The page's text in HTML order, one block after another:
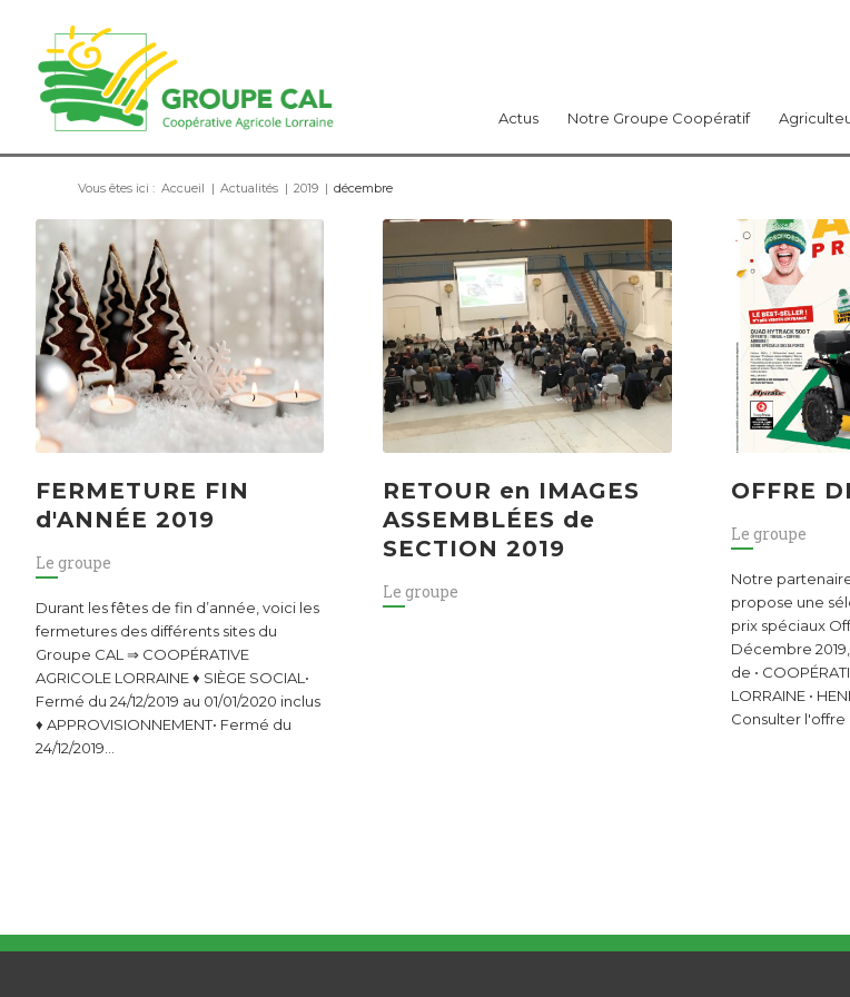
Actus Notre Groupe Coopératif
Vous êtes ici : Accueil | Actualités | 2019 | décembre
FERMETURE FIN
d'ANNÉE 2019
Le groupe
Durant les fêtes de fin d’année, voici les
fermetures des différents sites du
Groupe CAL ⇒ COOPÉRATIVE
AGRICOLE LORRAINE ♦ SIÈGE SOCIAL•
Fermé du 24/12/2019 au 01/01/2020 inclus
♦ APPROVISIONNEMENT• Fermé du
24/12/2019…
RETOUR en IMAGES
ASSEMBLÉES de
SECTION 2019
Le groupe
OFFRE
Le groupe
Notre partenaire
propose une
prix spéciaux
Décembre
de •
LORRAINE •
Consulter l'offre